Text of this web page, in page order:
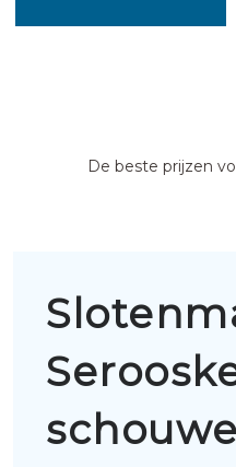
De beste prijzen